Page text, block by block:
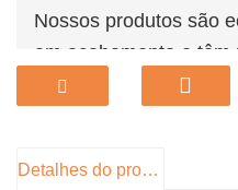
Nossos produtos são
em acabamento e
modelos de produtos
necessidades e
Detalhes do produto